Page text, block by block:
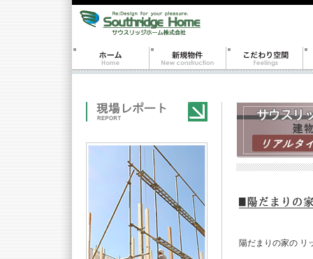
陽だまりの家の リ